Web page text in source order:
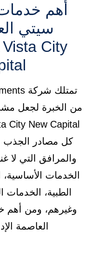
أهم
سيتي
City
كل مصادر الجذب
والمرافق التي لا
الخدمات الأساسية،
الطبية، الخدمات
وغيرهم، ومن أهم
العاصمة